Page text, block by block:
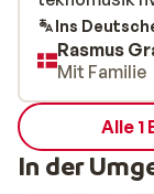
Ins
Rasmus
Mit Familie
Alle 1
In der